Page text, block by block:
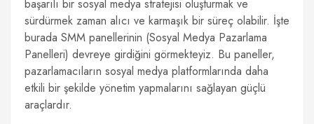
başarılı bir sosyal medya stratejisi oluşturmak ve
sürdürmek zaman alıcı ve karmaşık bir süreç olabilir. İşte
burada SMM panellerinin (Sosyal Medya Pazarlama
Panelleri) devreye girdiğini görmekteyiz. Bu paneller,
pazarlamacıların sosyal medya platformlarında daha
etkili bir şekilde yönetim yapmalarını sağlayan güçlü
araçlardır.